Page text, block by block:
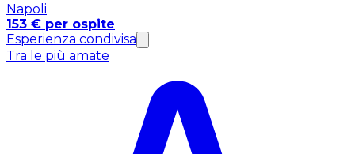
Napoli
153 € per ospite
Esperienza condivisa
Tra le più amate